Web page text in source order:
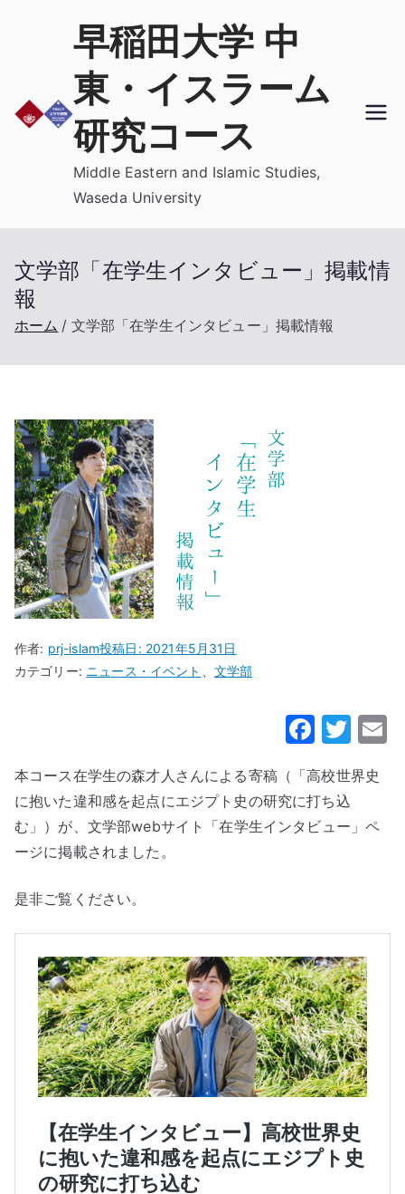
早稲田大学 中
東・イスラーム
研究コース
Middle Eastern and Islamic Studies,
Waseda University
文学部「在学生インタビュー」掲載情
報
ホーム 文学部「在学生インタビュー」掲載情報
作者: prj-islam投稿日: 2021年5月31日
カテゴリー: ニュース・イベント 文学部
F
c
e
b
k
T
it
te
本コース在学生の森才人さんによる寄稿（「高校世界史
に抱いた違和感を起点にエジプト史の研究に打ち込
む」）が、文学部webサイト「在学生インタビュー」ペ
ージに掲載されました。
是非ご覧ください。